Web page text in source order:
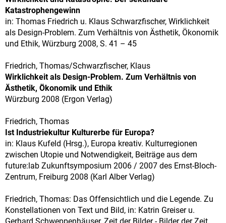
Katastrophengewinn
in: Thomas Friedrich u. Klaus Schwarzfischer, Wirklichkeit
als Design-Problem. Zum Verhältnis von Ästhetik, Ökonomik
und Ethik, Würzburg 2008, S. 41 – 45
Friedrich, Thomas/Schwarzfischer, Klaus
Wirklichkeit als Design-Problem. Zum Verhältnis von
Ästhetik, Ökonomik und Ethik
Würzburg 2008 (Ergon Verlag)
Friedrich, Thomas
Ist Industriekultur Kulturerbe für Europa?
in: Klaus Kufeld (Hrsg.), Europa kreativ. Kulturregionen
zwischen Utopie und Notwendigkeit, Beiträge aus dem
future:lab Zukunftsymposium 2006 / 2007 des Ernst-Bloch-
Zentrum, Freiburg 2008 (Karl Alber Verlag)
Friedrich, Thomas: Das Offensichtlich und die Legende. Zu
Konstellationen von Text und Bild, in: Katrin Greiser u.